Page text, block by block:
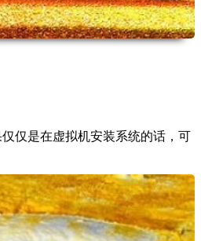
仅是在虚拟机安装系统的话，可